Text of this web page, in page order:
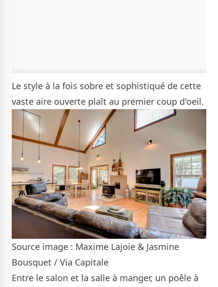
Le style à la fois sobre et sophistiqué de cette
vaste aire ouverte plaît au premier coup d'oeil.
Source image : Maxime Lajoie & Jasmine
Bousquet / Via Capitale
Entre le salon et la salle à manger, un poêle à